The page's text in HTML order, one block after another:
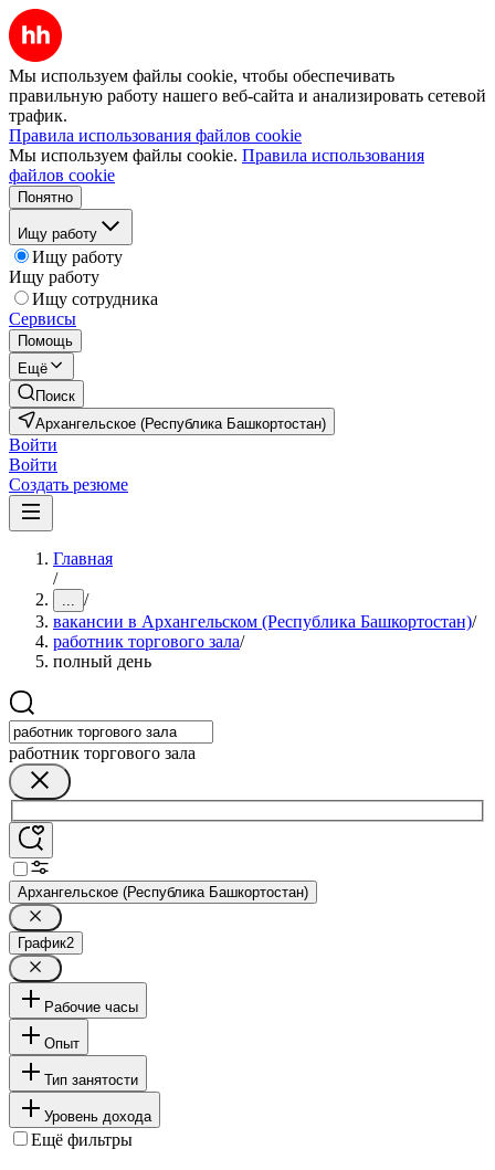
Мы используем файлы cookie, чтобы обеспечивать
правильную работу нашего веб-сайта и анализировать сетевой
трафик.
Правила использования файлов cookie
Мы используем файлы cookie. Правила использования
файлов cookie
Понятно
Ищу работу
Ищу работу
Ищу работу
Ищу сотрудника
Сервисы
Помощь
Ещё
Поиск
Архангельское (Республика Башкортостан)
Войти
Войти
Создать резюме
Главная
/
... /
вакансии в Архангельском (Республика Башкортостан)/
работник торгового зала/
полный день
работник торгового зала
Архангельское (Республика Башкортостан)
График2
Рабочие часы
Опыт
Тип занятости
Уровень дохода
Ещё фильтры